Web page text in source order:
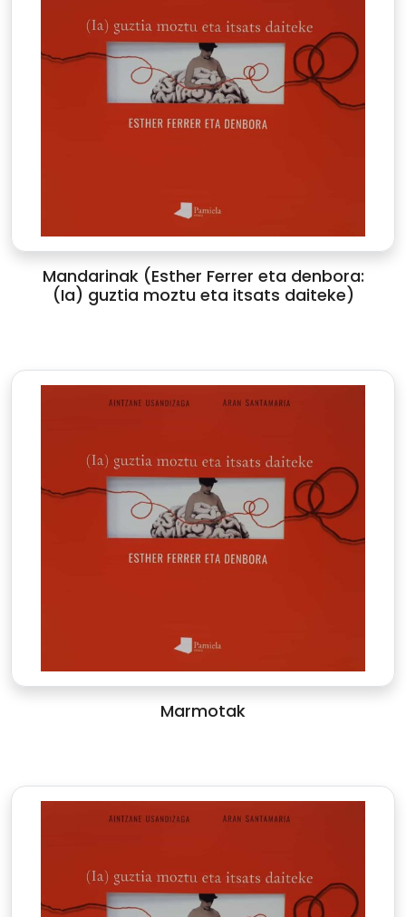
Mandarinak (Esther Ferrer eta denbora:
(Ia) guztia moztu eta itsats daiteke)
Marmotak